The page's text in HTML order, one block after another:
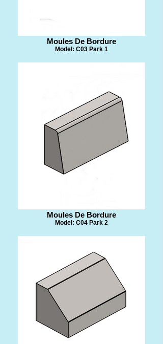
​Moules De Bordure
Model: C03 Park 1
​Moules De Bordure
Model: C04 Park 2